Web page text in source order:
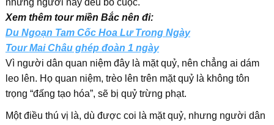
những người này đều bỏ cuộc.
Xem thêm tour miền Bắc nên đi:
Du Ngoạn Tam Cốc Hoa Lư Trong Ngày
Tour Mai Châu ghép đoàn 1 ngày
Vì người dân quan niệm đây là mặt quỷ, nên chẳng ai dám
leo lên. Họ quan niệm, trèo lên trên mặt quỷ là không tôn
trọng “đấng tạo hóa”, sẽ bị quỷ trừng phạt.
Một điều thú vị là, dù được coi là mặt quỷ, nhưng người dân